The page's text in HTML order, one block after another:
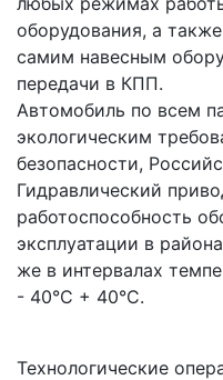
оборудования, а
самим навесным
передачи в КПП.
Автомобиль по всем
экологическим
безопасности,
Гидравлический
работоспособность
эксплуатации в
же в интервалах
- 40°С + 40°С.
Технологические